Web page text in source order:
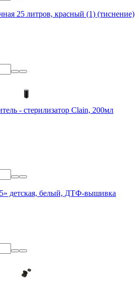
25 литров, красный (1) (тиснение)
- стерилизатор Clain, 200мл
детская, белый, ДТФ-вышивка